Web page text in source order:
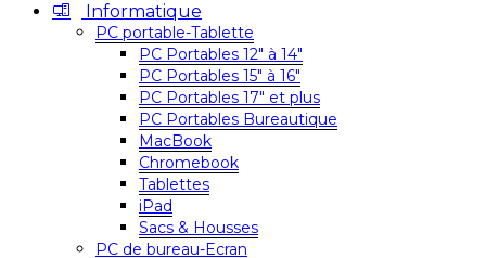
Informatique
PC portable-Tablette
PC Portables 12″ à 14″
PC Portables 15″ à 16″
PC Portables 17″ et plus
PC Portables Bureautique
MacBook
Chromebook
Tablettes
iPad
Sacs & Housses
PC de bureau-Ecran